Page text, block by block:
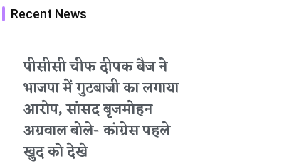
Recent News
पीसीसी चीफ दीपक बैज ने
भाजपा में गुटबाजी का लगाया
आरोप, सांसद बृजमोहन
अग्रवाल बोले- कांग्रेस पहले
खुद को देखे